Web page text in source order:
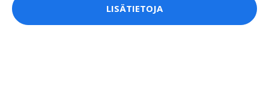
LISÄTIETOJA